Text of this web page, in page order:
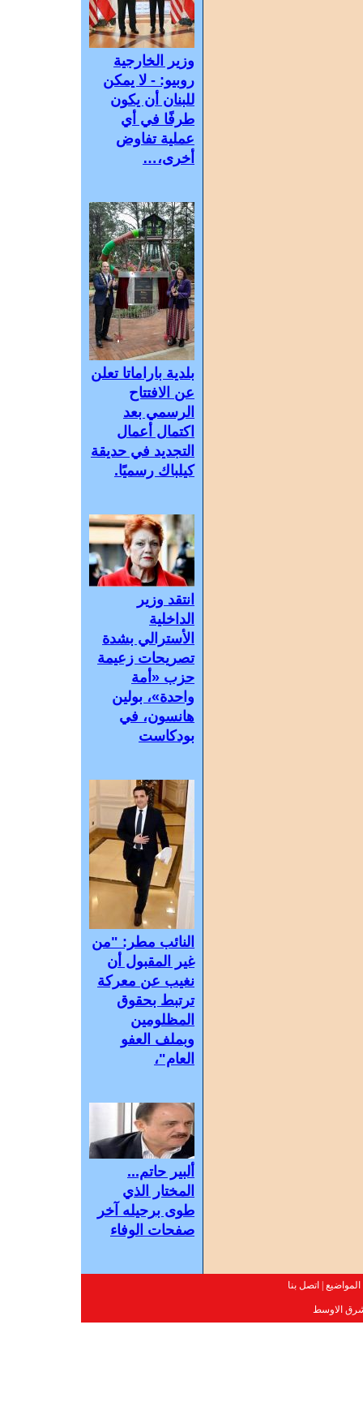
وزير الخارجية
روبيو: - لا يمكن
للبنان أن يكون
طرفًا في أي
عملية تفاوض
أخرى،…
بلدية باراماتا تعلن
عن الافتتاح
الرسمي بعد
اكتمال أعمال
التجديد في حديقة
كيلباك رسميًا.
انتقد وزير
الداخلية
الأسترالي بشدة
تصريحات زعيمة
حزب «أمة
واحدة»، بولين
هانسون، في
بودكاست
النائب مطر: "من
غير المقبول أن
نغيب عن معركة
ترتبط بحقوق
المظلومين
وبملف العفو
العام"،
ألبير حاتم...
المختار الذي
طوى برحيله آخر
صفحات الوفاء
المواضيع اتصل بنا